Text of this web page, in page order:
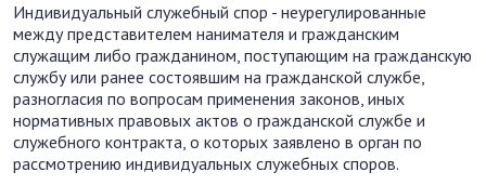
Индивидуальный служебный спор - неурегулированные
между представителем нанимателя и гражданским
служащим либо гражданином, поступающим на гражданскую
службу или ранее состоявшим на гражданской службе,
разногласия по вопросам применения законов, иных
нормативных правовых актов о гражданской службе и
служебного контракта, о которых заявлено в орган по
рассмотрению индивидуальных служебных споров.